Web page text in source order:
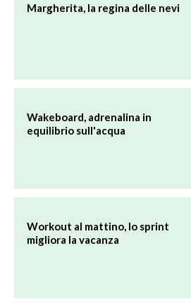
Margherita, la regina delle nevi
Wakeboard, adrenalina in
equilibrio sull'acqua
Workout al mattino, lo sprint
migliora la vacanza